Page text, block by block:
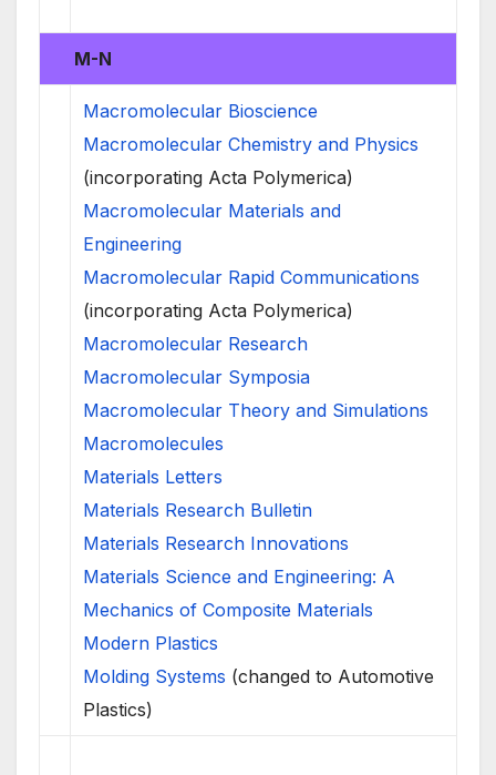
M-N
Macromolecular Bioscience
Macromolecular Chemistry and Physics
(incorporating Acta Polymerica)
Macromolecular Materials and
Engineering
Macromolecular Rapid Communications
(incorporating Acta Polymerica)
Macromolecular Research
Macromolecular Symposia
Macromolecular Theory and Simulations
Macromolecules
Materials Letters
Materials Research Bulletin
Materials Research Innovations
Materials Science and Engineering: A
Mechanics of Composite Materials
Modern Plastics
Molding Systems (changed to Automotive
Plastics)